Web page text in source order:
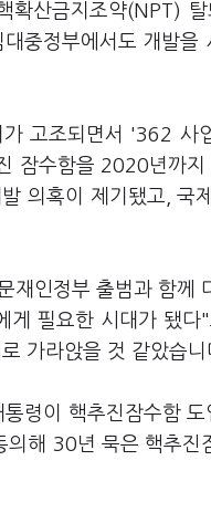
산금지조약(NPT)
중정부에서도 개발을
고조되면서 '362 사
잠수함을 2020년까지
의혹이 제기됐고, 국
인정부 출범과 함께
필요한 시대가 됐다
가라앉을 것 같았습니
령이 핵추진잠수함
해 30년 묵은 핵추진